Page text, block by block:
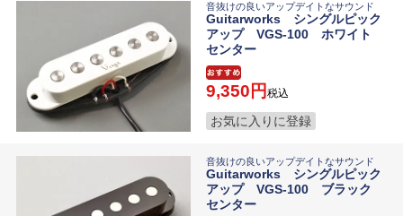
音抜けの良いアップデイトなサウンド
Guitarworks シングルピック
アップ VGS-100 ホワイト
センター
9,350 税込
お気に入りに登録
音抜けの良いアップデイトなサウンド
Guitarworks シングルピック
アップ VGS-100 ブラック
センター